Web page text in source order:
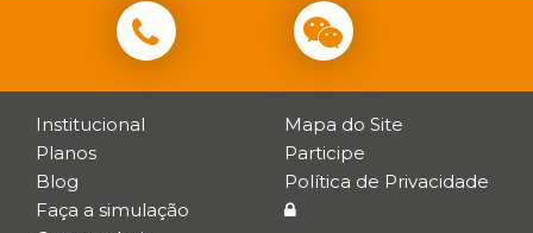
Institucional
Planos
Blog
Faça a simulação
Mapa do Site
Participe
Política de Privacidade